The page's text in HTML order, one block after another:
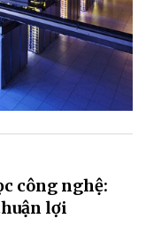
công nghệ:
lợi